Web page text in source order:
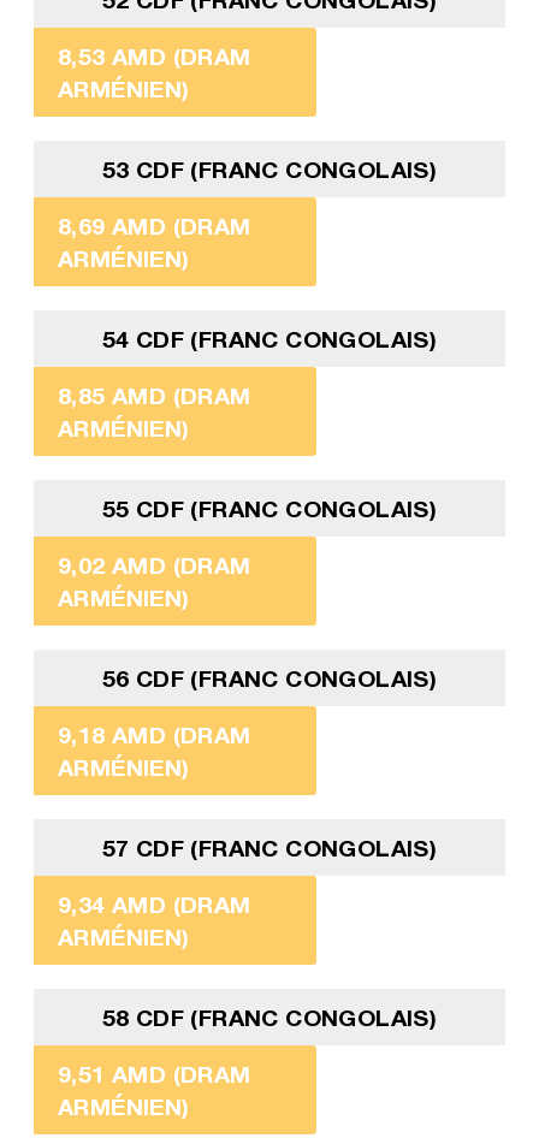
8,53 AMD (DRAM
ARMÉNIEN)
53 CDF (FRANC CONGOLAIS)
8,69 AMD (DRAM
ARMÉNIEN)
54 CDF (FRANC CONGOLAIS)
8,85 AMD (DRAM
ARMÉNIEN)
55 CDF (FRANC CONGOLAIS)
9,02 AMD (DRAM
ARMÉNIEN)
56 CDF (FRANC CONGOLAIS)
9,18 AMD (DRAM
ARMÉNIEN)
57 CDF (FRANC CONGOLAIS)
9,34 AMD (DRAM
ARMÉNIEN)
58 CDF (FRANC CONGOLAIS)
9,51 AMD (DRAM
ARMÉNIEN)